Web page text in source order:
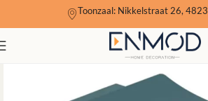
Toonzaal: Nikkelstraat 26,